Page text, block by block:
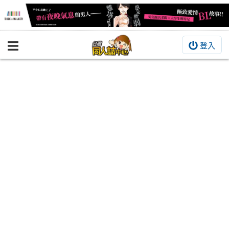
登入
BOOKY書集倉庫